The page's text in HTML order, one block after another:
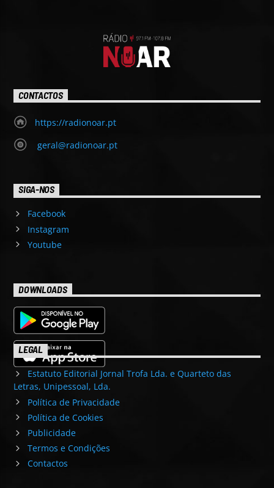
CONTACTOS
https://radionoar.pt
geral@radionoar.pt
SIGA-NOS
Facebook
Instagram
Youtube
DOWNLOADS
LEGAL
Estatuto Editorial Jornal Trofa Lda. e Quarteto das
Letras, Unipessoal, Lda.
Política de Privacidade
Política de Cookies
Publicidade
Termos e Condições
Contactos